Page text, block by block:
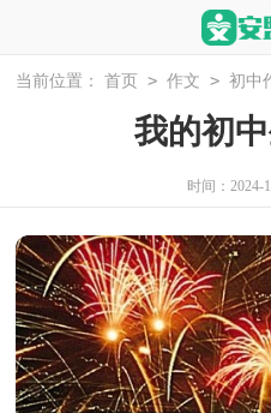
当前位置： 首页 > 作文 > 初中
我的初
时间：2024-